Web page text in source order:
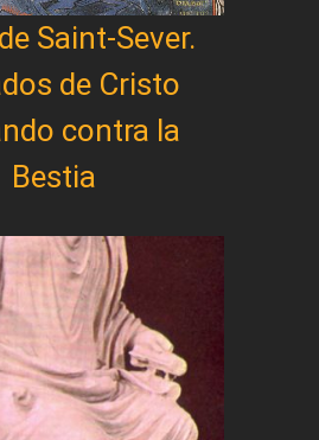
Saint-Sever.
de Cristo
contra la
Bestia